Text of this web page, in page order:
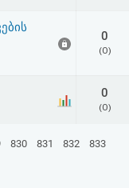
0
(0)
0
(0)
830 831 832 833